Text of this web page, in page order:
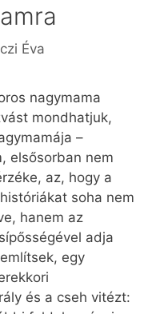
Éva
nagymama
mondhatjuk,
–
elsősorban nem
az, hogy a
soha nem
hanem az
adja
egy
és a cseh vitézt: